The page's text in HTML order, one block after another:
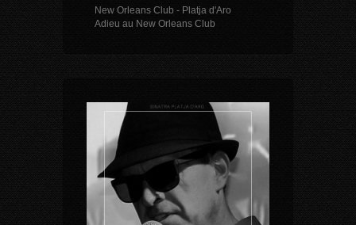
New Orleans Club - Platja d'Aro
Adieu au New Orleans Club